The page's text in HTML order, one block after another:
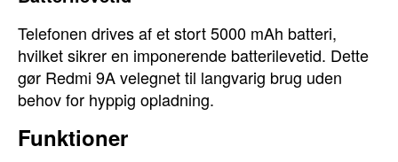
Telefonen drives af et stort 5000 mAh batteri,
hvilket sikrer en imponerende batterilevetid. Dette
gør Redmi 9A velegnet til langvarig brug uden
behov for hyppig opladning.
Funktioner